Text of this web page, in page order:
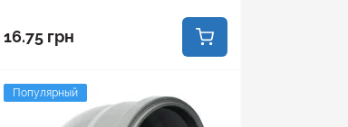
16.75 грн
Популярный